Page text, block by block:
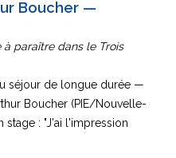
Boucher —
à paraître dans le Trois
séjour de longue durée —
Boucher (PIE/Nouvelle-
stage : "J'ai l'impression